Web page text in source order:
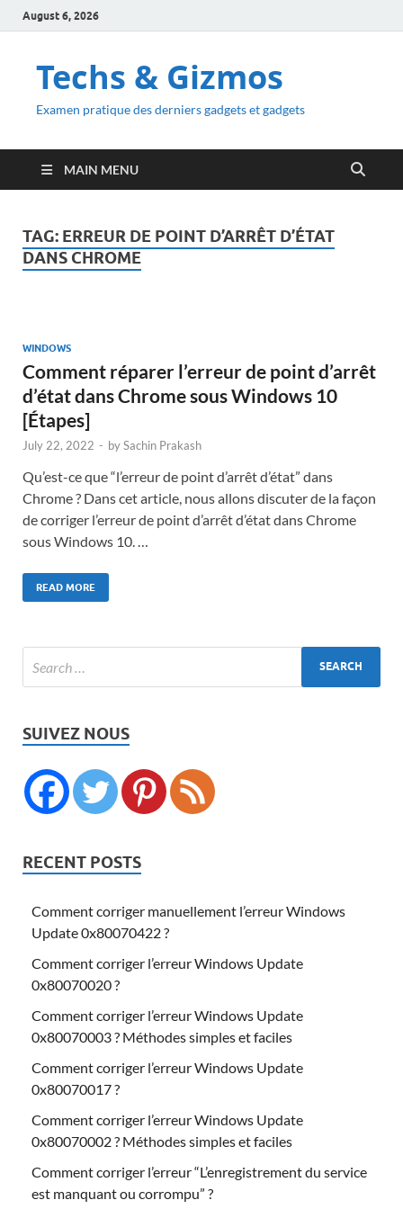
August 6, 2026
Techs & Gizmos
Examen pratique des derniers gadgets et gadgets
MAIN MENU
TAG: ERREUR DE POINT D’ARRÊT D’ÉTAT
DANS CHROME
WINDOWS
Comment réparer l’erreur de point d’arrêt
d’état dans Chrome sous Windows 10
[Étapes]
July 22, 2022 - bySachin Prakash
Qu’est-ce que “l’erreur de point d’arrêt d’état” dans
Chrome ? Dans cet article, nous allons discuter de la façon
de corriger l’erreur de point d’arrêt d’état dans Chrome
sous Windows 10. …
READ MORE
SUIVEZ NOUS
RECENT POSTS
Comment corriger manuellement l’erreur Windows
Update 0x80070422 ?
Comment corriger l’erreur Windows Update
0x80070020 ?
Comment corriger l’erreur Windows Update
0x80070003 ? Méthodes simples et faciles
Comment corriger l’erreur Windows Update
0x80070017 ?
Comment corriger l’erreur Windows Update
0x80070002 ? Méthodes simples et faciles
Comment corriger l’erreur “L’enregistrement du service
est manquant ou corrompu” ?